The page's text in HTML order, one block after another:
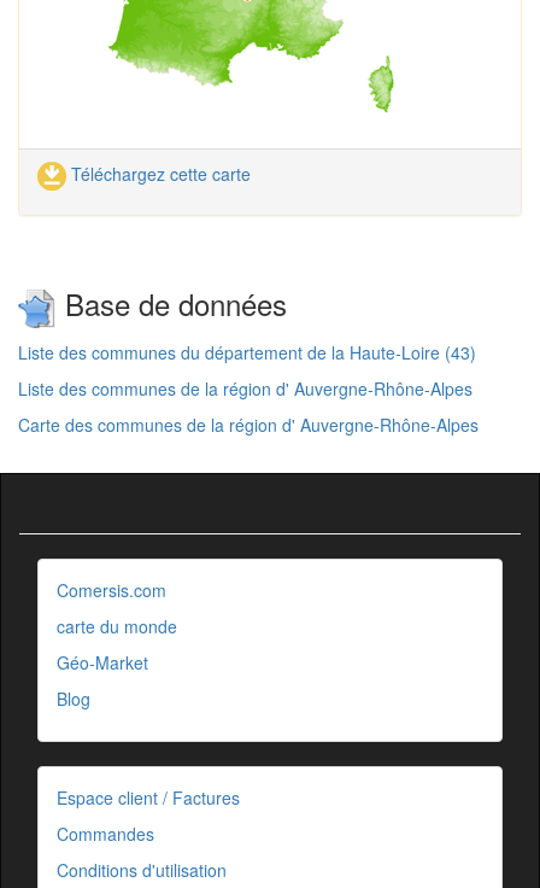
Téléchargez cette carte
Base de données
Liste des communes du département de la Haute-Loire (43)
Liste des communes de la région d' Auvergne-Rhône-Alpes
Carte des communes de la région d' Auvergne-Rhône-Alpes
Comersis.com
carte du monde
Géo-Market
Blog
Espace client / Factures
Commandes
Conditions d'utilisation